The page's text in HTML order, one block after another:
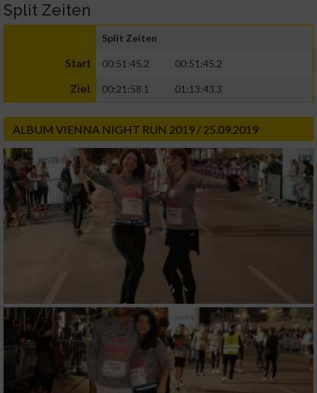
Split Zeiten
Split Zeiten
Start 00:51:45.2 00:51:45.2
Ziel 00:21:58.1 01:13:43.3
ALBUM VIENNA NIGHT RUN 2019 / 25.09.2019